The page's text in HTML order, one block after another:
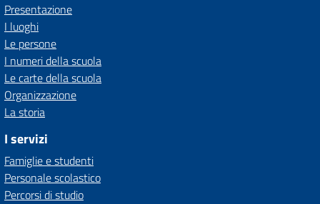
Presentazione
I luoghi
Le persone
I numeri della scuola
Le carte della scuola
Organizzazione
La storia
I servizi
Famiglie e studenti
Personale scolastico
Percorsi di studio